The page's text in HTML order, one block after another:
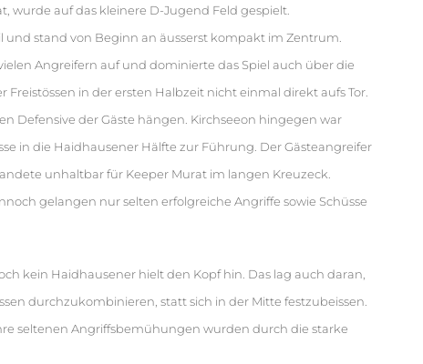
wurde auf das kleinere D-Jugend Feld gespielt.
stand von Beginn an äusserst kompakt im Zentrum.
Angreifern auf und dominierte das Spiel auch über die
in der ersten Halbzeit nicht einmal direkt aufs Tor.
Defensive der Gäste hängen. Kirchseeon hingegen war
in die Haidhausener Hälfte zur Führung. Der Gästeangreifer
unhaltbar für Keeper Murat im langen Kreuzeck.
gelangen nur selten erfolgreiche Angriffe sowie Schüsse
kein Haidhausener hielt den Kopf hin. Das lag auch daran,
durchzukombinieren, statt sich in der Mitte festzubeissen.
seltenen Angriffsbemühungen wurden durch die starke